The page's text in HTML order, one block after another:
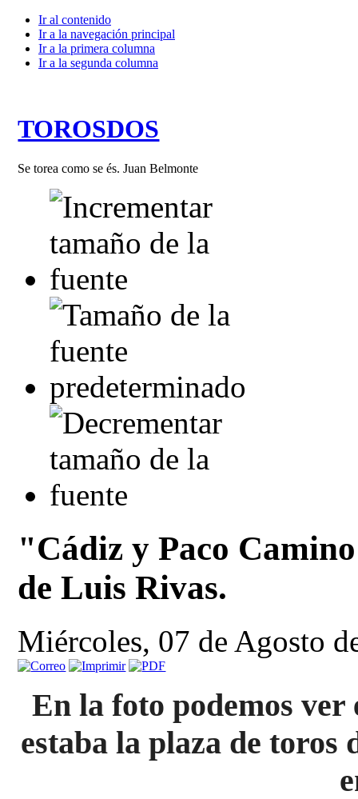
Ir al contenido
Ir a la navegación principal
Ir a la primera columna
Ir a la segunda columna
TOROSDOS
Se torea como se és. Juan Belmonte
"Cádiz y Paco
de Luis Rivas.
Miércoles, 07 de Agosto
En la foto podemos ver
estaba la plaza de toros